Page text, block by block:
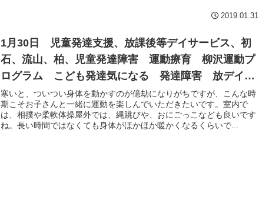
2019.01.31
1月30日 児童発達支援、放課後等デイサービス、初
石、流山、柏、児童発達障害 運動療育 柳沢運動プ
ログラム こども発達気になる 発達障害 放デイ
自閉症 学習障害 LD ADHD アスペルガー症候群
寒いと、ついつい身体を動かすのが億劫になりがちですが、こんな時
期こそお子さんと一緒に運動を楽しんでいただきたいです。室内で
は、相撲や柔軟体操屋外では、縄跳びや、おにごっこなども良いです
ね。長い時間ではなくても身体がほかほか暖かくなるくらいで...